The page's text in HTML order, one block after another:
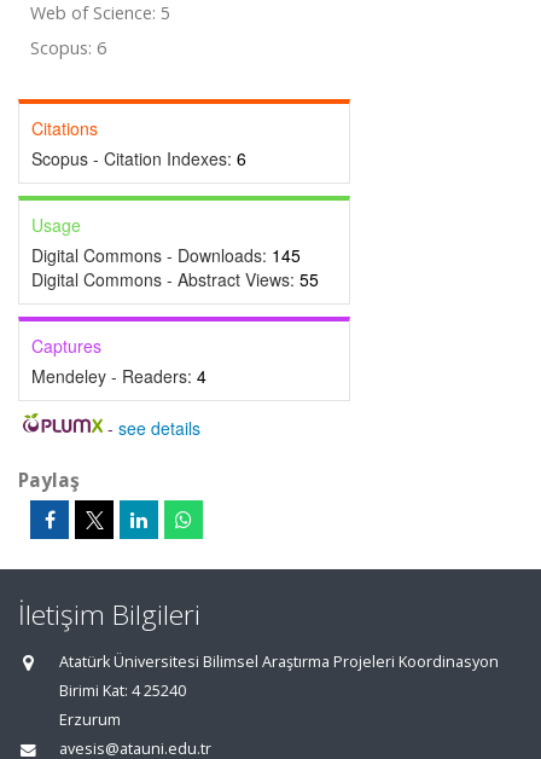
Web of Science: 5
Scopus: 6
Citations
Scopus - Citation Indexes: 6
Usage
Digital Commons - Downloads: 145
Digital Commons - Abstract Views: 55
Captures
Mendeley - Readers: 4
- see details
Paylaş
İletişim Bilgileri
Atatürk Üniversitesi Bilimsel Araştırma Projeleri Koordinasyon
Birimi Kat: 4 25240
Erzurum
avesis@atauni.edu.tr